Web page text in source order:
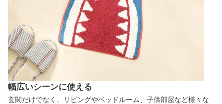
幅広いシーンに使える
玄関だけでなく、リビングやベッドルーム、子供部屋など様々な